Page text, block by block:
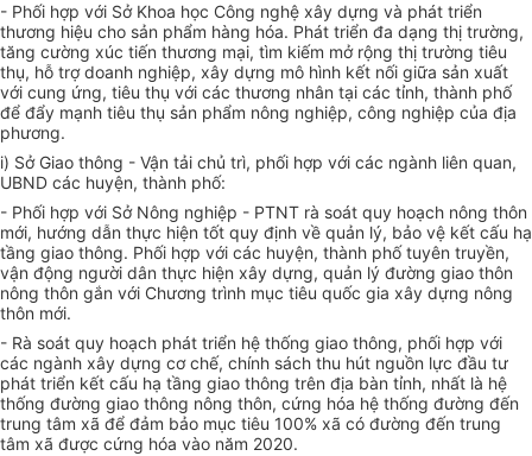
- Phối hợp với Sở Khoa học Công nghệ xây dựng và phát triển
thương hiệu cho sản phẩm hàng hóa. Phát triển đa dạng thị trường,
tăng cường xúc tiến thương mại, tìm kiếm mở rộng thị trường tiêu
thụ, hỗ trợ doanh nghiệp, xây dựng mô hình kết nối giữa sản xuất
với cung ứng, tiêu thụ với các thương nhân tại các tỉnh, thành phố
để đẩy mạnh tiêu thụ sản phẩm nông nghiệp, công nghiệp của địa
phương.
i) Sở Giao thông - Vận tải chủ trì, phối hợp với các ngành liên quan,
UBND các huyện, thành phố:
- Phối hợp với Sở Nông nghiệp - PTNT rà soát quy hoạch nông thôn
mới, hướng dẫn thực hiện tốt quy định về quản lý, bảo vệ kết cấu hạ
tầng giao thông. Phối hợp với các huyện, thành phố tuyên truyền,
vận động người dân thực hiện xây dựng, quản lý đường giao thôn
nông thôn gắn với Chương trình mục tiêu quốc gia xây dựng nông
thôn mới.
- Rà soát quy hoạch phát triển hệ thống giao thông, phối hợp với
các ngành xây dựng cơ chế, chính sách thu hút nguồn lực đầu tư
phát triển kết cấu hạ tầng giao thông trên địa bàn tỉnh, nhất là hệ
thống đường giao thông nông thôn, cứng hóa hệ thống đường đến
trung tâm xã để đảm bảo mục tiêu 100% xã có đường đến trung
tâm xã được cứng hóa vào năm 2020.